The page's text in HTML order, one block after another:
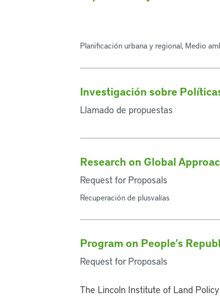
Planificación urbana y regional, Medio
Investigación sobre
Llamado de propuestas
Research on Global
Request for Proposals
Recuperación de plusvalías
Program on People’s
Request for Proposals
The Lincoln Institute of Land